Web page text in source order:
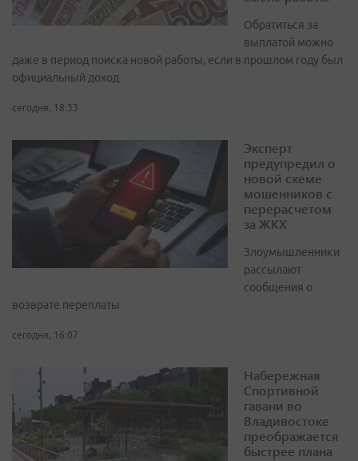
Обратиться за
выплатой можно
даже в период поиска новой работы, если в прошлом году был
официальный доход
сегодня, 18:33
Эксперт
предупредил о
новой схеме
мошенников с
перерасчетом
за ЖКХ
Злоумышленники
рассылают
сообщения о
возврате переплаты
сегодня, 16:07
Набережная
Спортивной
гавани во
Владивостоке
преображается
быстрее плана